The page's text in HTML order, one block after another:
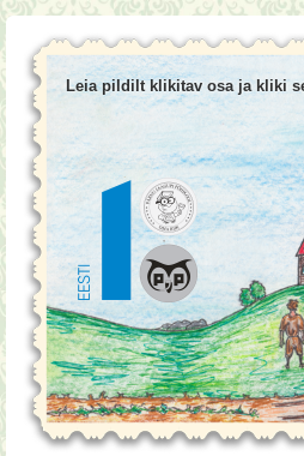
Leia pildilt klikitav osa ja kliki